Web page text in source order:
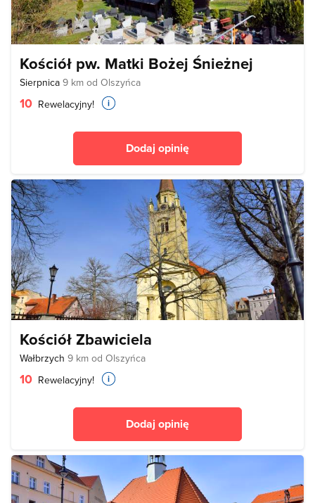
Kościół pw. Matki Bożej Śnieżnej
Sierpnica 9 km od Olszyńca
10 Rewelacyjny!
Dodaj opinię
Kościół Zbawiciela
Wałbrzych 9 km od Olszyńca
10 Rewelacyjny!
Dodaj opinię